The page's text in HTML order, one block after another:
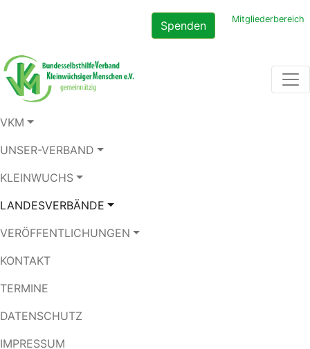
Spenden Mitgliederbereich
VKM
UNSER-VERBAND
KLEINWUCHS
LANDESVERBÄNDE
VERÖFFENTLICHUNGEN
KONTAKT
TERMINE
DATENSCHUTZ
IMPRESSUM